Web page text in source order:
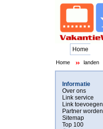
Home
Home landen
Informatie
Over ons
Link service
Link toevoegen
Partner worden
Sitemap
Top 100